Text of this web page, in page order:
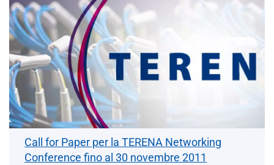
Call for Paper per la TERENA Networking
Conference fino al 30 novembre 2011